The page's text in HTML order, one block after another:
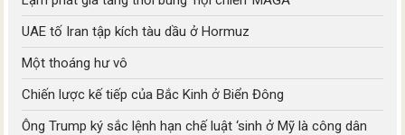
UAE tố Iran tập kích tàu dầu ở Hormuz
Một thoáng hư vô
Chiến lược kế tiếp của Bắc Kinh ở Biển Đông
Ông Trump ký sắc lệnh hạn chế luật ‘sinh ở Mỹ là công dân